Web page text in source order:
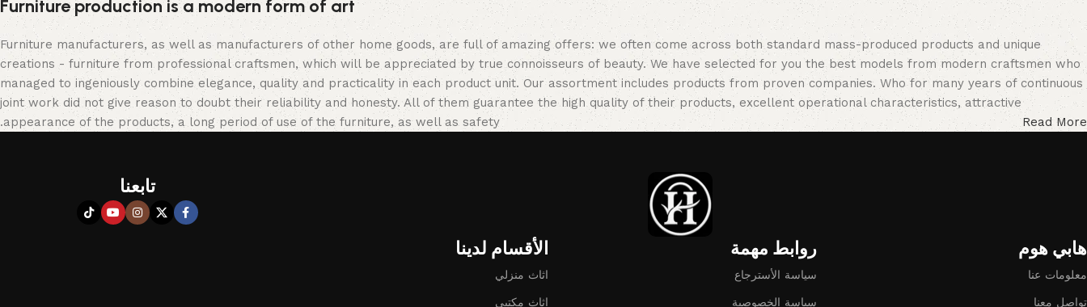
Furniture production is a modern form of art
Furniture manufacturers, as well as manufacturers of other home goods, are full of amazing offers: we often come across both standard mass-produced products and unique
creations - furniture from professional craftsmen, which will be appreciated by true connoisseurs of beauty. We have selected for you the best models from modern craftsmen who
managed to ingeniously combine elegance, quality and practicality in each product unit. Our assortment includes products from proven companies. Who for many years of continuous
joint work did not give reason to doubt their reliability and honesty. All of them guarantee the high quality of their products, excellent operational characteristics, attractive
appearance of the products, a long period of use of the furniture, as well as safety.
Read More
هابي هوم​
معلومات عنا
تواصل معنا
روابط مهمة
سياسة الأسترجاع
سياسة الخصوصية
الأقسام لدينا
اثاث منزلي
اثاث مكتبي
تابعنا